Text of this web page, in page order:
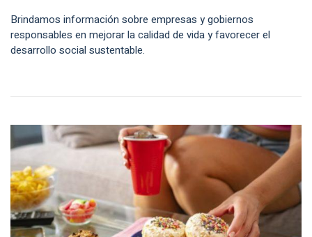
Brindamos información sobre empresas y gobiernos
responsables en mejorar la calidad de vida y favorecer el
desarrollo social sustentable.